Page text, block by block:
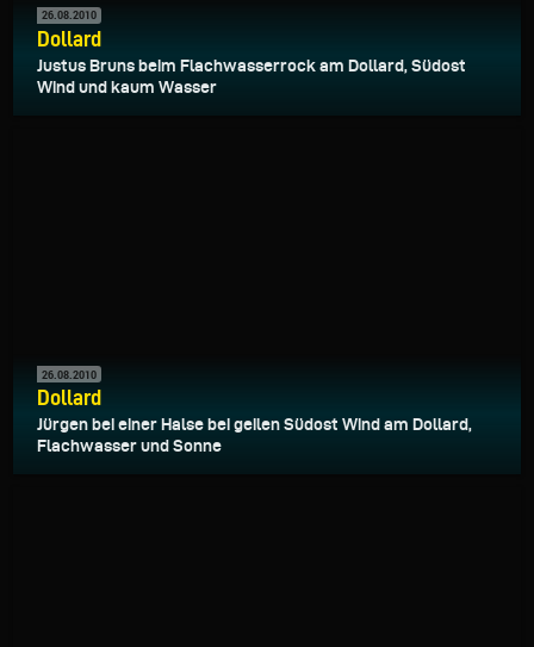
26.08.2010
Dollard
Justus Bruns beim Flachwasserrock am Dollard, Südost
Wind und kaum Wasser
26.08.2010
Dollard
Jürgen bei einer Halse bei geilen Südost Wind am Dollard,
Flachwasser und Sonne